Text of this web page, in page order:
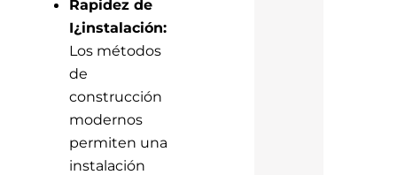
Rapidez de
I¿instalación:
Los métodos
de
construcción
modernos
permiten una
instalación